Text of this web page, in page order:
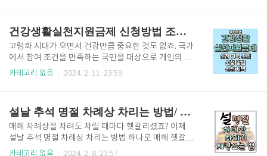
어 아이파크 무순위 줍줍 청약 정보 총정리 해드릴게요.
전국아파트분양가 조회> 서울인천경기아파트분양가
조회> 개포동 디에이치 퍼스티어 아이파크 정보(무순
위 입주 기한) ✅주소: 서울시 강남구 개포동 660-1번지
일대✅규모: 총 6,702세대 (최대 35층, 74개동)✅건설
건강생활실천지원금제 신청방법 조건 지원대상 국민건강보험공단
고령화 시대가 오면서 건강만큼 중요한 것도 없죠. 국가
에서 참여 조건을 만족하는 국민을 대상으로 개인의 건
강을 관리할 수 있도록 '건강생활실천지원금 제도' 사업
6월까지이므로 하루라도 빨리 신청하는 것이 이득이겠
죠? 건강 관리도 하고 살림에 도움도 되는 일석이조의
사업에 지금 바로 지원 대상 확인하고 서둘러 신청하세
요. 건강생활실천지원금제 사업이란? 건강생활실천지
카테고리 없음 2024. 2. 11. 23:59
설날 추석 명절 차례상 차리는 방법/ 차례상 간소화 /지방 쓰는 법
매해 차례상을 차려도 차릴 때마다 헷갈리셨죠? 이제
설날 추석 명절 차례상 차리는 방법 하나로 매해 헷갈리
지 않고 차리실 수 있습니다. 또 지난 추석에는 성균관
카테고리 없음 2024. 2. 8. 23:57